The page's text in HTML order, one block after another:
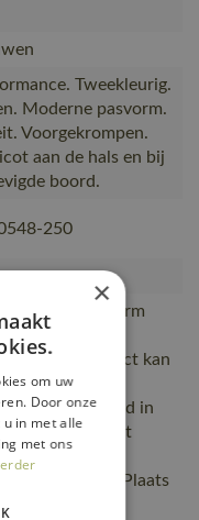
Tweekleurig.
Moderne pasvorm.
Voorgekrompen.
aan de hals en bij
boord.
250
pasvorm
Het product kan
worden.,
warm., De naad in
met een zacht
te
katoen, Plaats
bij de hals en
×
om uw
Door onze
in met alle
met ons